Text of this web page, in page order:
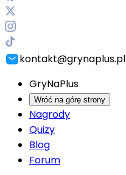
kontakt@grynaplus.pl
GryNaPlus
Wróć na górę strony
Nagrody
Quizy
Blog
Forum